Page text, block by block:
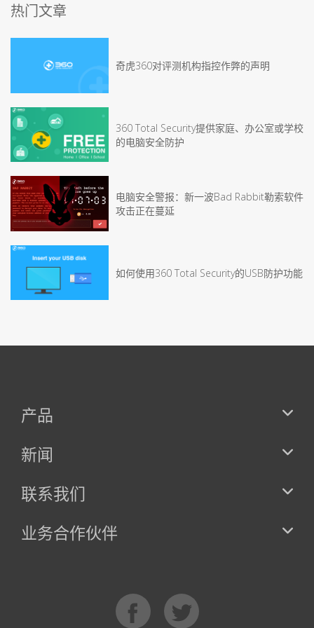
热门文章
奇虎360对评测机构指控作弊的声明
360 Total Security提供家庭、办公室或学校
的电脑安全防护
电脑安全警报：新一波Bad Rabbit勒索软件
攻击正在蔓延
如何使用360 Total Security的USB防护功能
产品
新闻
联系我们
业务合作伙伴